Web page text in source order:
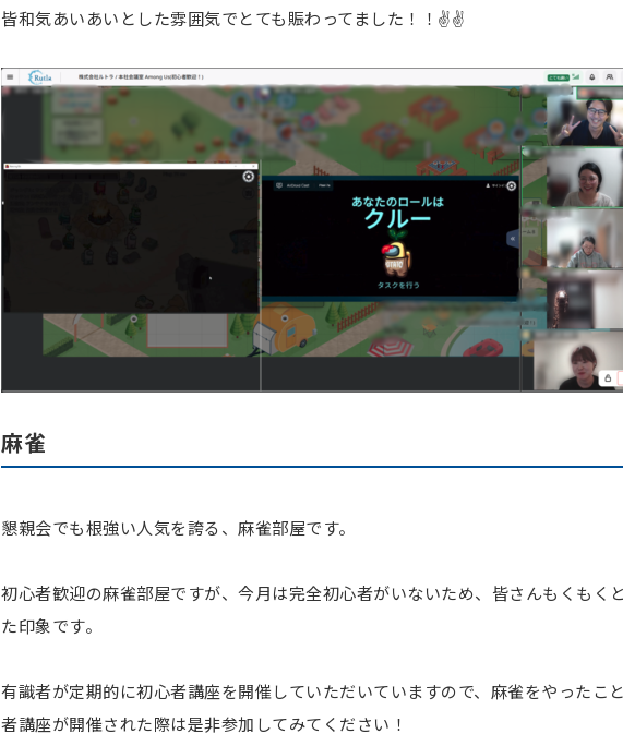
皆和気あいあいとした雰囲気でとても賑わってました！！✌✌
麻雀
懇親会でも根強い人気を誇る、麻雀部屋です。
初心者歓迎の麻雀部屋ですが、今月は完全初心者がいないため、皆さんもくもく
た印象です。
有識者が定期的に初心者講座を開催していただいていますので、麻雀をやったこ
者講座が開催された際は是非参加してみてください！